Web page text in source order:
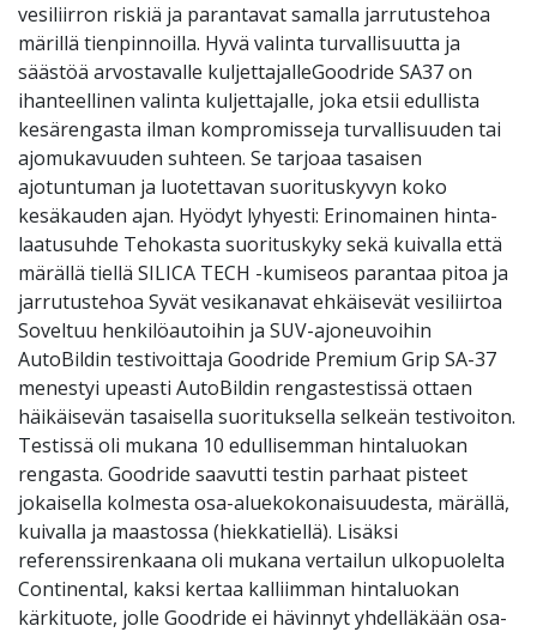
vesiliirron riskiä ja parantavat samalla jarrutustehoa
märillä tienpinnoilla. Hyvä valinta turvallisuutta ja
säästöä arvostavalle kuljettajalleGoodride SA37 on
ihanteellinen valinta kuljettajalle, joka etsii edullista
kesärengasta ilman kompromisseja turvallisuuden tai
ajomukavuuden suhteen. Se tarjoaa tasaisen
ajotuntuman ja luotettavan suorituskyvyn koko
kesäkauden ajan. Hyödyt lyhyesti: Erinomainen hinta-
laatusuhde Tehokasta suorituskyky sekä kuivalla että
märällä tiellä SILICA TECH -kumiseos parantaa pitoa ja
jarrutustehoa Syvät vesikanavat ehkäisevät vesiliirtoa
Soveltuu henkilöautoihin ja SUV-ajoneuvoihin
AutoBildin testivoittaja Goodride Premium Grip SA-37
menestyi upeasti AutoBildin rengastestissä ottaen
häikäisevän tasaisella suorituksella selkeän testivoiton.
Testissä oli mukana 10 edullisemman hintaluokan
rengasta. Goodride saavutti testin parhaat pisteet
jokaisella kolmesta osa-aluekokonaisuudesta, märällä,
kuivalla ja maastossa (hiekkatiellä). Lisäksi
referenssirenkaana oli mukana vertailun ulkopuolelta
Continental, kaksi kertaa kalliimman hintaluokan
kärkituote, jolle Goodride ei hävinnyt yhdelläkään osa-